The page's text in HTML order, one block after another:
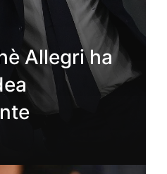
Allegri ha